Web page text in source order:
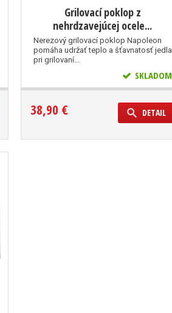
Grilovací poklop z
nehrdzavejúcej ocele...
Nerezový grilovací poklop Napoleon
pomáha udržať teplo a šťavnatosť jedla
pri grilovaní...
SKLADOM
38,90 € DETAIL